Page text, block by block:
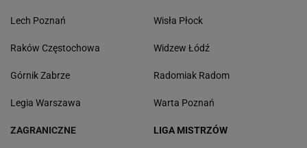
Lech Poznań
Raków Częstochowa
Górnik Zabrze
Legia Warszawa
Wisła Płock
Widzew Łódź
Radomiak Radom
Warta Poznań
ZAGRANICZNE LIGA MISTRZÓW